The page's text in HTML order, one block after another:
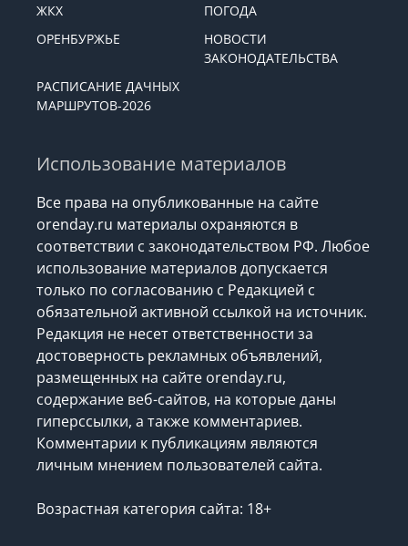
ЖКХ
ПОГОДА
ОРЕНБУРЖЬЕ
НОВОСТИ
ЗАКОНОДАТЕЛЬСТВА
РАСПИСАНИЕ ДАЧНЫХ
МАРШРУТОВ-2026
Использование материалов
Все права на опубликованные на сайте
orenday.ru материалы охраняются в
соответствии с законодательством РФ. Любое
использование материалов допускается
только по согласованию с Редакцией с
обязательной активной ссылкой на источник.
Редакция не несет ответственности за
достоверность рекламных объявлений,
размещенных на сайте orenday.ru,
содержание веб-сайтов, на которые даны
гиперссылки, а также комментариев.
Комментарии к публикациям являются
личным мнением пользователей сайта.
Возрастная категория сайта: 18+